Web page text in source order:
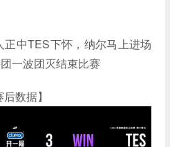
正中TES下怀，纳尔马上进场
一波团灭结束比赛
后数据】